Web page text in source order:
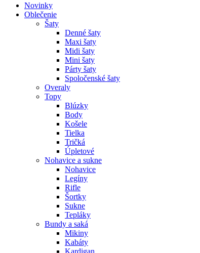
Novinky
Oblečenie
Šaty
Denné šaty
Maxi šaty
Midi šaty
Mini šaty
Párty šaty
Spoločenské šaty
Overaly
Topy
Blúzky
Body
Košele
Tielka
Tričká
Úpletové
Nohavice a sukne
Nohavice
Legíny
Rifle
Šortky
Sukne
Tepláky
Bundy a saká
Mikiny
Kabáty
Kardigan